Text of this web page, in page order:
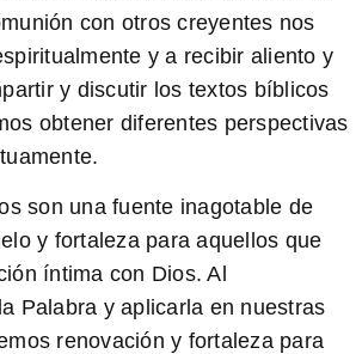
con otros creyentes nos
y a recibir aliento y
y discutir los textos bíblicos
obtener diferentes perspectivas
son una fuente inagotable de
y fortaleza para aquellos que
íntima con Dios. Al
Palabra y aplicarla en nuestras
renovación y fortaleza para